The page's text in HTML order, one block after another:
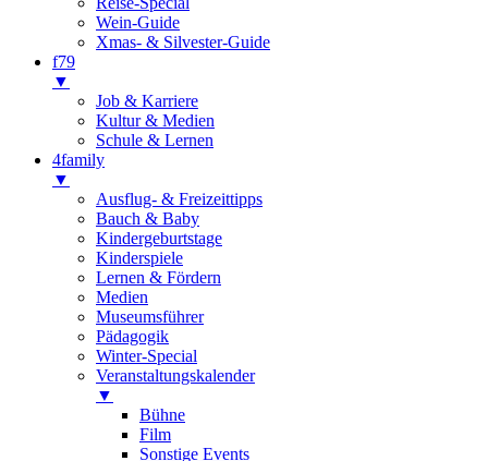
Wein-Guide
Xmas- & Silvester-Guide
f79
▼
Job & Karriere
Kultur & Medien
Schule & Lernen
4family
▼
Ausflug- & Freizeittipps
Bauch & Baby
Kindergeburtstage
Kinderspiele
Lernen & Fördern
Medien
Museumsführer
Pädagogik
Winter-Special
Veranstaltungskalender
▼
Bühne
Film
Sonstige Events